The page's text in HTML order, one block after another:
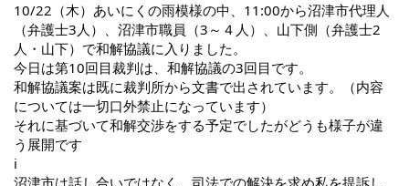
10/22（木）あいにくの雨模様の中、11:00から沼津市代理人
（弁護士3人）、沼津市職員（3～４人）、山下側（弁護士2
人・山下）で和解協議に入りました。
今日は第10回目裁判は、和解協議の3回目です。
和解協議案は既に裁判所から文書で出されています。（内容
については一切口外禁止になっています）
それに基づいて和解交渉をする予定でしたがどうも様子が違
う展開です
i